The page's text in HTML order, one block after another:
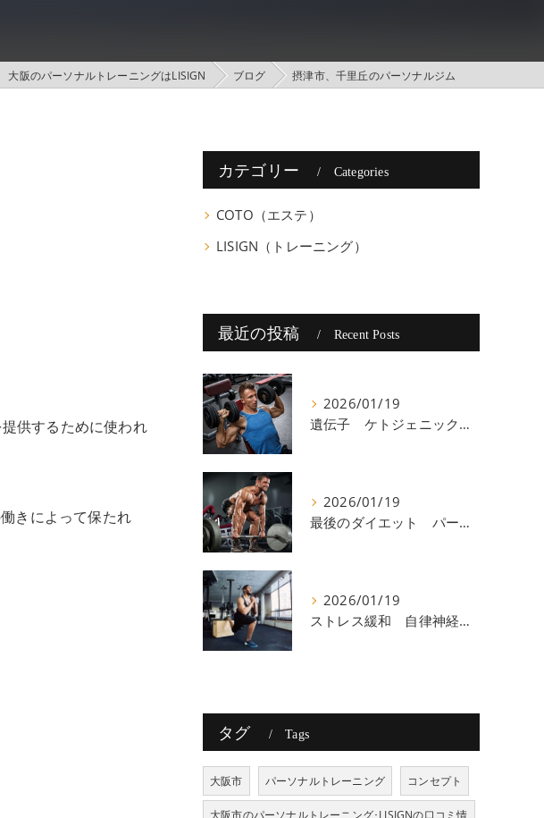
大阪のパーソナルトレーニングはLISIGN ブログ 摂津市、千里丘のパーソナルジム
供するために使われ
きによって保たれ
カテゴリー Categories
COTO（エステ）
LISIGN（トレーニング）
最近の投稿 Recent Posts
2026/01/19
遺伝子 ケトジェニック 八尾
2026/01/19
最後のダイエット パーソナルトレーニング 八尾
2026/01/19
ストレス緩和 自律神経 八尾
タグ Tags
大阪市 パーソナルトレーニング コンセプト
大阪市のパーソナルトレーニング･LISIGNの口コミ情